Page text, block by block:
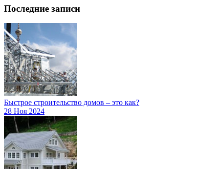
Последние записи
Быстрое строительство домов – это как?
28 Ноя 2024